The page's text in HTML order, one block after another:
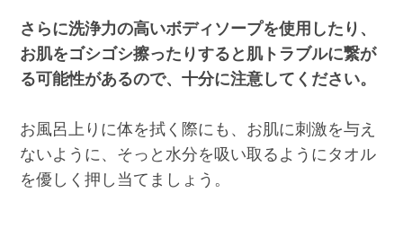
さらに洗浄力の高いボディソープを使用したり、
お肌をゴシゴシ擦ったりすると肌トラブルに繋が
る可能性があるので、十分に注意してください。
お風呂上りに体を拭く際にも、お肌に刺激を与え
ないように、そっと水分を吸い取るようにタオル
を優しく押し当てましょう。